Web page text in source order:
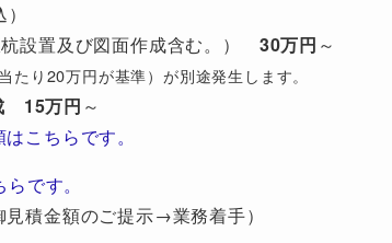
杭設置及び図面作成含む。） 30万円 ～
り20万円が基準）が別途発生します。
15万円 ～
こちらです。
です。
積金額のご提示→業務着手）